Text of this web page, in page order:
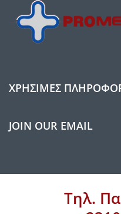
ΧΡΉΣΙΜΕΣ
JOIN OUR EMAIL
Τηλ.